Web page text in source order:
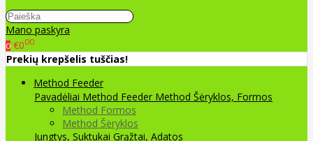
Mano paskyra
0 €000
Prekių krepšelis tuščias!
Method Feeder
Pavadėliai Method Feeder Method Šėryklos, Formos
Method Formos
Method Šėryklos
Jungtys, Suktukai Grąžtai, Adatos